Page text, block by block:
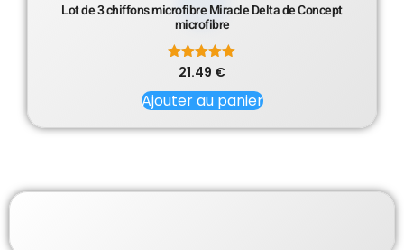
Lot de 3 chiffons microfibre Miracle Delta de Concept
microfibre
Note
sur 5
21.49 €
Ajouter au panier